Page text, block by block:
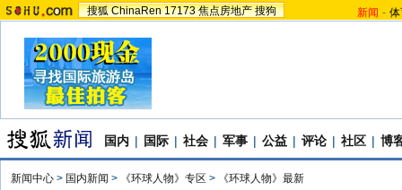
搜狐 ChinaRen 17173 焦点房地产 搜狗 新闻 -
国内 | 国际 | 社会 | 军事 | 公益 | 评论 | 社区 | 博
新闻中心 > 国内新闻 > 《环球人物》专区 > 《环球人物》最新